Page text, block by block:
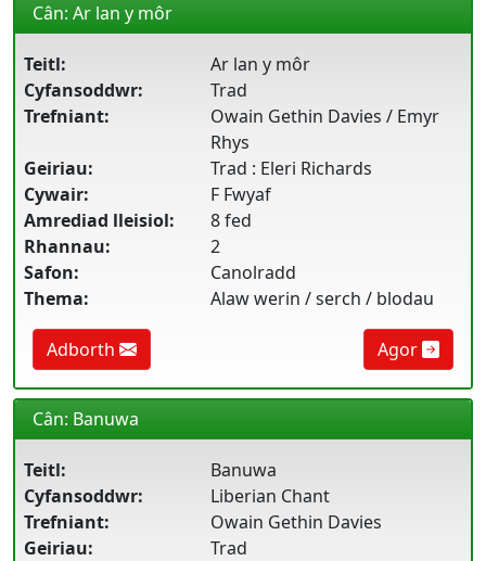
Cân: Ar lan y môr
Teitl:
Ar lan y môr
Cyfansoddwr:
Trad
Trefniant:
Owain Gethin Davies / Emyr
Rhys
Geiriau:
Trad : Eleri Richards
Cywair:
F Fwyaf
Amrediad lleisiol:
8 fed
Rhannau:
2
Safon:
Canolradd
Thema:
Alaw werin / serch / blodau
Adborth Agor
Cân: Banuwa
Teitl:
Banuwa
Cyfansoddwr:
Liberian Chant
Trefniant:
Owain Gethin Davies
Geiriau:
Trad